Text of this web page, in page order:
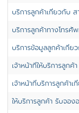
บริการลูกค้าเกี่ยวกับ
บริการลูกค้าทางโทร
บริการข้อมูลลูกค้าเกี่ย
เจ้าหน้าที่ให้บริการลูก
เจ้าหน้าที่บริการลูกค้
ให้บริการลูกค้า รับจอ